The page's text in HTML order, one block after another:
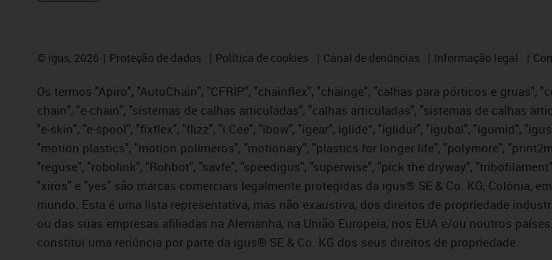
© igus, 2026 Proteção de dados Política de cookies Canal de denúncias Informação legal
Os termos "Apiro", "AutoChain", "CFRIP", "chainflex", "chainge", "calhas para pórticos e gruas",
chain", "e-chain", "sistemas de calhas articuladas", "calhas articuladas", "sistemas de calhas
"e-skin", "e-spool", "fixflex", "flizz", "i.Cee", "ibow", "igear", iglide”, "iglidur", "igubal", "igumid",
"motion plastics", "motion polímeros", "motionary", "plastics for longer life", "polymore",
"reguse", "robolink", "Rohbot", "savfe", "speedigus", "superwise", "pick the dryway",
"xiros" e "yes" são marcas comerciais legalmente protegidas da igus® SE & Co. KG, Colónia,
mundo. Esta é uma lista representativa, mas não exaustiva, dos direitos de propriedade
ou das suas empresas afiliadas na Alemanha, na União Europeia, nos EUA e/ou noutros
constitui uma renúncia por parte da igus® SE & Co. KG dos seus direitos de propriedade.